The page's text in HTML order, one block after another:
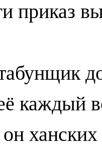
приказ
каждый
ханских